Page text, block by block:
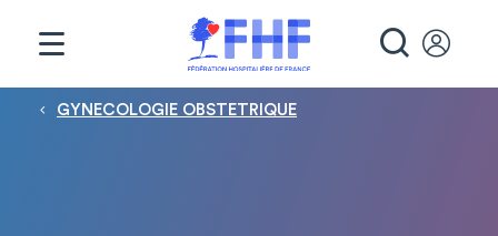
Fil d'Ariane
GYNECOLOGIE OBSTETRIQUE
Panneau de gestion des cookies